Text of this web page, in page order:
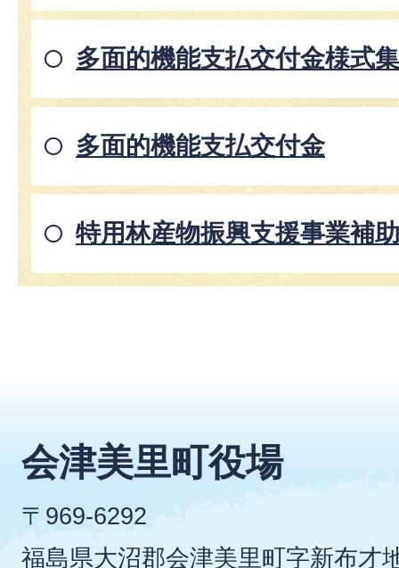
多面的機能支払交付金様式集
多面的機能支払交付金
特用林産物振興支援事業補
会津美里町役場
〒969-6292
福島県大沼郡会津美里町字新布才